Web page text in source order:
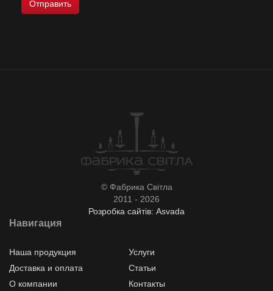
© Фабрика Світла
2011 - 2026
Розробка сайтів: Asvada
Навигация
Наша продукция
Услуги
Доставка и оплата
Статьи
О компании
Контакты